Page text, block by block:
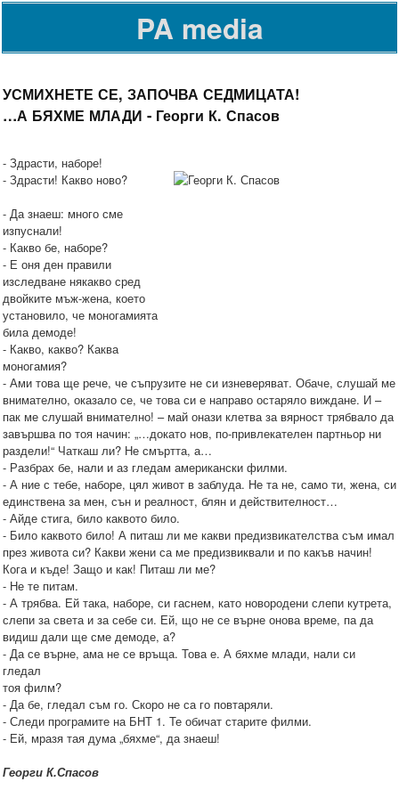
PA media
УСМИХНЕТЕ СЕ, ЗАПОЧВА СЕДМИЦАТА!
…А БЯХМЕ МЛАДИ - Георги К. Спасов
- Здрасти, наборе!
- Здрасти! Какво ново?
- Да знаеш: много сме
изпуснали!
- Какво бе, наборе?
- Е оня ден правили
изследване някакво сред
двойките мъж-жена, което
установило, че моногамията
била демоде!
- Какво, какво? Каква
моногамия?
- Ами това ще рече, че съпрузите не си изневеряват. Обаче, слушай ме
внимателно, оказало се, че това си е направо остаряло виждане. И –
пак ме слушай внимателно! – май онази клетва за вярност трябвало да
завършва по тоя начин: „…докато нов, по-привлекателен партньор ни
раздели!“ Чаткаш ли? Не смъртта, а…
- Разбрах бе, нали и аз гледам американски филми.
- А ние с тебе, наборе, цял живот в заблуда. Не та не, само ти, жена, си
единствена за мен, сън и реалност, блян и действителност…
- Айде стига, било каквото било.
- Било каквото било! А питаш ли ме какви предизвикателства съм имал
през живота си? Какви жени са ме предизвиквали и по какъв начин!
Кога и къде! Защо и как! Питаш ли ме?
- Не те питам.
- А трябва. Ей така, наборе, си гаснем, като новородени слепи кутрета,
слепи за света и за себе си. Ей, що не се върне онова време, па да
видиш дали ще сме демоде, а?
- Да се върне, ама не се връща. Това е. А бяхме млади, нали си
гледал
тоя филм?
- Да бе, гледал съм го. Скоро не са го повтаряли.
- Следи програмите на БНТ 1. Те обичат старите филми.
- Ей, мразя тая дума „бяхме“, да знаеш!
Георги К.Спасов